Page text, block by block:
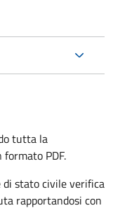
tutta la
PDF.
stato civile verifica
rapportandosi con